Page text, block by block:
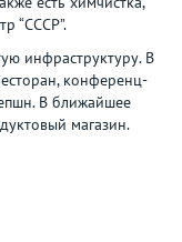
“СССР”.
инфраструктуру. В
конференц-
В ближайшее
магазин.